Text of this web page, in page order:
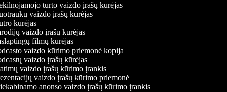
turto vaizdo įrašų kūrėjas
vaizdo įrašų kūrėjas
kūrėjas
vaizdo įrašų kūrėjas
filmų kūrėjas
vaizdo kūrimo priemonė kopija
vaizdo įrašų kūrėjas
vaizdo įrašų kūrimo įrankis
vaizdo įrašų kūrimo priemonė
anonso vaizdo įrašų kūrimo įrankis